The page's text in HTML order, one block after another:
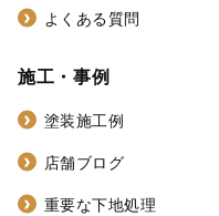
よくある質問
施工・事例
塗装施工例
店舗ブログ
重要な下地処理